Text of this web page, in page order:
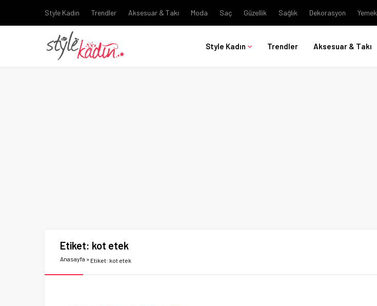
Style Kadın Trendler Aksesuar & Takı Moda Saç Güzellik Sağlık Dekorasyon Yemek
Style Kadın Trendler Aksesuar & Takı
Etiket: kot etek
Anasayfa » Etiket: kot etek